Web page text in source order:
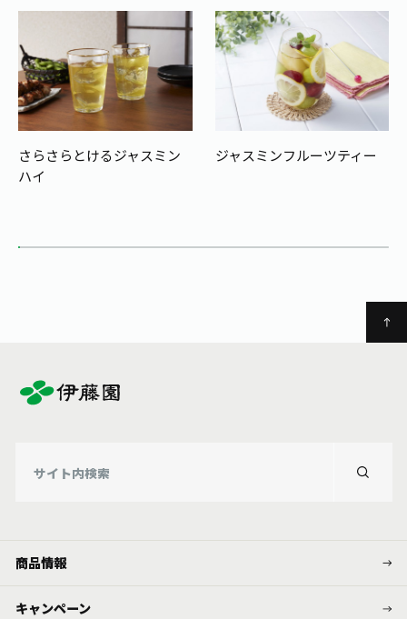
さらさらとけるジャスミン
ハイ
ジャスミンフルーツティー
商品情報
キャンペーン